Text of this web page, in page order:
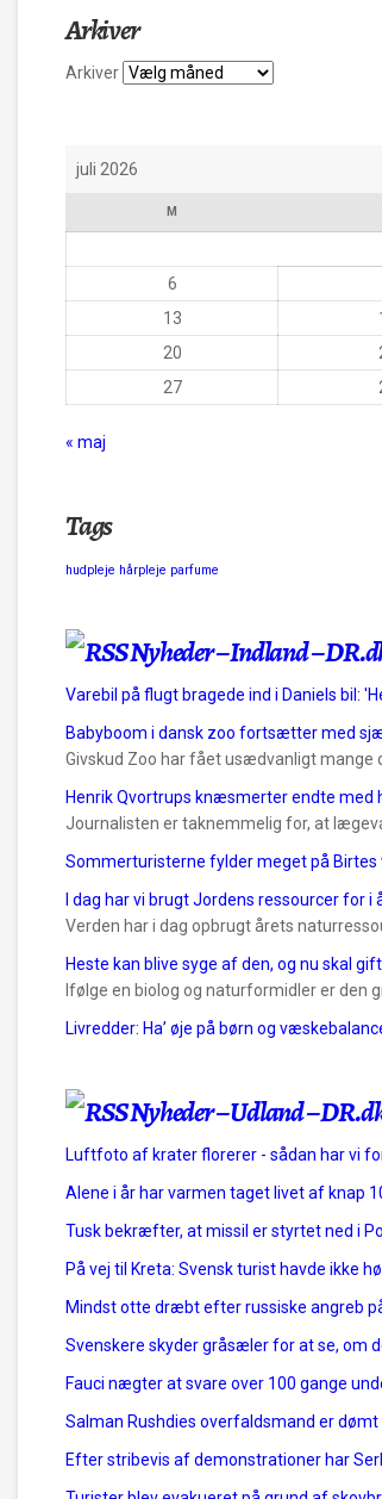
Arkiver
Arkiver
juli 2026
M
6
13
20
27
« maj
Tags
hudpleje hårpleje parfume
Nyheder – Indland –
Varebil på flugt bragede ind i Daniels bil:
Babyboom i dansk zoo fortsætter med
Givskud Zoo har fået usædvanligt mange
Henrik Qvortrups knæsmerter endte med
Journalisten er taknemmelig for, at
Sommerturisterne fylder meget på Birtes
I dag har vi brugt Jordens ressourcer for i
Verden har i dag opbrugt årets
Heste kan blive syge af den, og nu skal
Ifølge en biolog og naturformidler er den
Livredder: Ha’ øje på børn og
Nyheder – Udland –
Luftfoto af krater florerer - sådan har vi
Alene i år har varmen taget livet af knap
Tusk bekræfter, at missil er styrtet ned i
På vej til Kreta: Svensk turist havde ikke
Mindst otte dræbt efter russiske angreb
Svenskere skyder gråsæler for at se, om
Fauci nægter at svare over 100 gange
Salman Rushdies overfaldsmand er
Efter stribevis af demonstrationer har